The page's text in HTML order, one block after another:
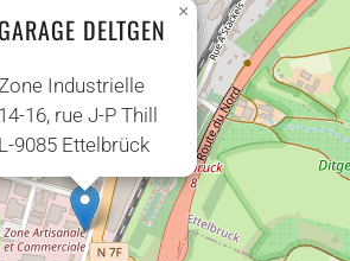
GARAGE DELTGEN
Industrielle
14-16, rue J-P Thill
L-9085 Ettelbrück
×